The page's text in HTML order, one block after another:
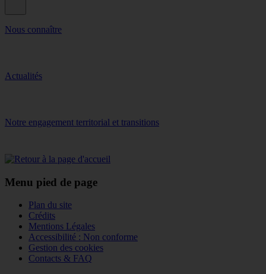
Nous connaître
Actualités
Notre engagement territorial et transitions
Menu pied de page
Plan du site
Crédits
Mentions Légales
Accessibilité : Non conforme
Gestion des cookies
Contacts & FAQ